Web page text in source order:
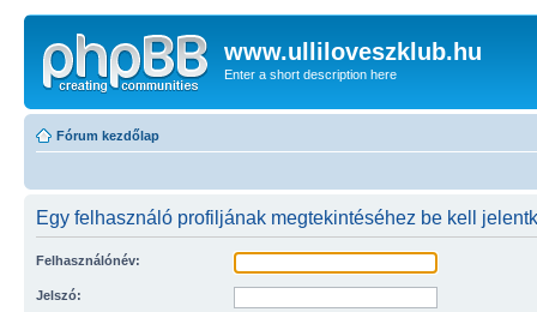
www.ulliloveszklub.hu
Enter a short description here
Fórum kezdőlap
Egy felhasználó profiljának megtekintéséhez be kell
Felhasználónév:
Jelszó: